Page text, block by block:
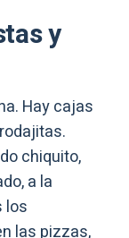
y
Hay cajas
chiquito,
a la
los
las pizzas,